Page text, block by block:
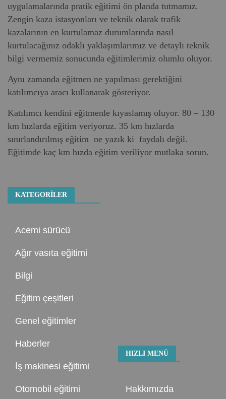
uygulamalarında pratik eğitimi ön planda tutmamız.
Zengin kaza istasyonları ve teknik olarak trafik
kazalarının en kurtulamaz durumlarında nasıl
kurtulacağınız odaklı yaklaşımlarımız ve detaylı teknik
bilgi vermemiz sonucunda eğitimlerimiz olumlu oluyor.
Aynı zamanda eğitmen ne yapılması gerektiğini
katılımcıya aracı kullanarak gösteriyor.
Katılımcı kendini eğitmenle kıyaslamış oluyor. 80 – 130
km hızlarda eğitim veriyoruz. 35 km hızlarda
sınırlandırılmış eğitim ne yazık ki faydalı değil.
Eğitimde kaç km hızda eğitim veriliyor mutlaka sorun.
KATEGORILER
Acemi sürücü
Ağır vasıta eğitimi
Bilgi
Eğitim çeşitleri
Genel eğitimler
Haberler
İş makinesi eğitimi
Otomobil eğitimi
HIZLI MENÜ
Hakkımızda